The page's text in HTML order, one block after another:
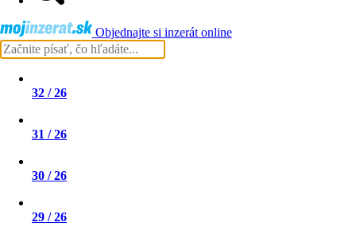
Objednajte si inzerát online
32 / 26
31 / 26
30 / 26
29 / 26